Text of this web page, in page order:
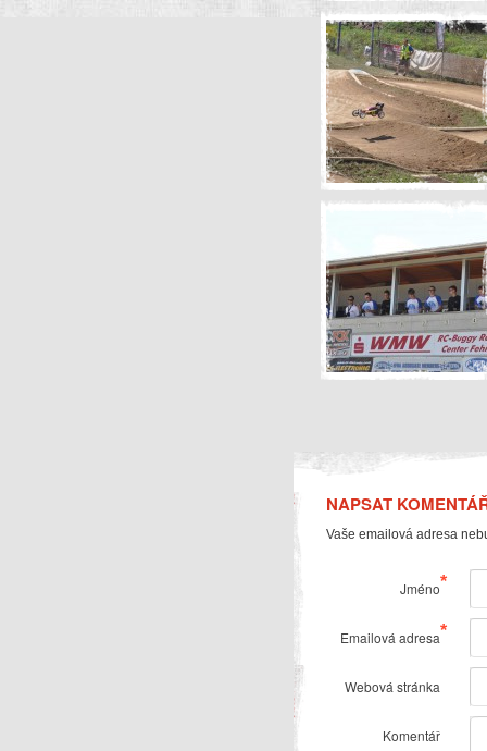
NAPSAT
Vaše emailová adresa
Jméno*
Emailová adresa*
Webová stránka
Komentář